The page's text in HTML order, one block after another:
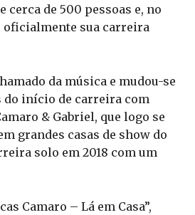
de 500 pessoas e, no
oficialmente sua carreira
da música e mudou-se
do início de carreira com
& Gabriel, que logo se
grandes casas de show do
solo em 2018 com um
Camaro – Lá em Casa”,